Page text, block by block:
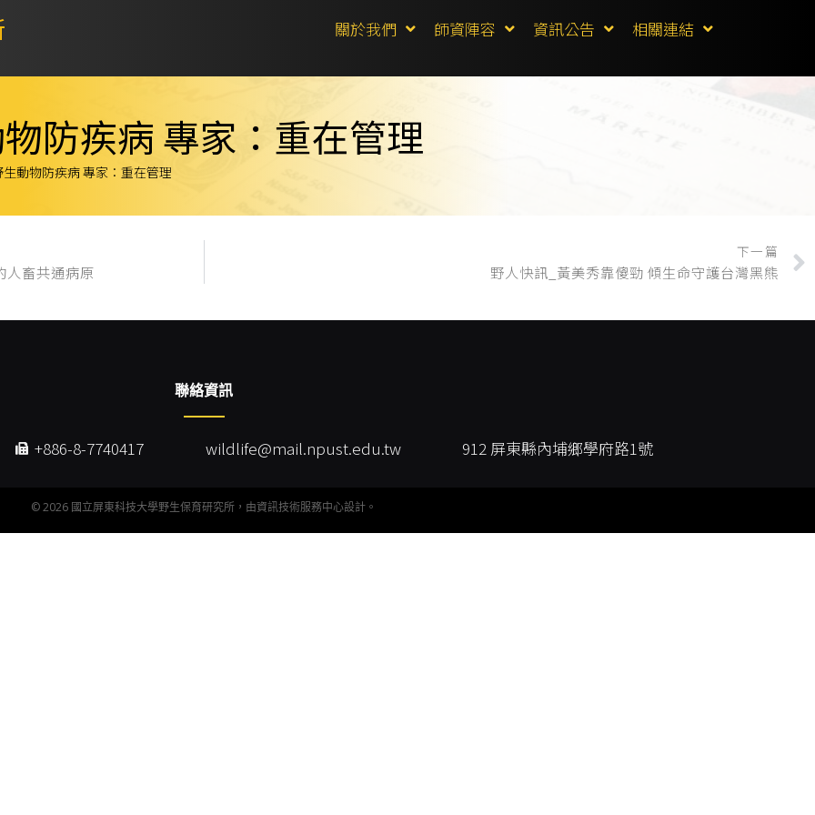
關於我們 師資陣容 資訊公告 相關連結
防疾病 專家：重在管理
動物防疾病 專家：重在管理
人畜共通病原
下一篇
野人快訊_黃美秀靠傻勁 傾生命守護台灣黑熊
聯絡資訊
+886-8-7740417 wildlife@mail.npust.edu.tw 912 屏東縣內埔鄉學府路1號
©2026 國立屏東科技大學野生保育研究所，由資訊技術服務中心設計。